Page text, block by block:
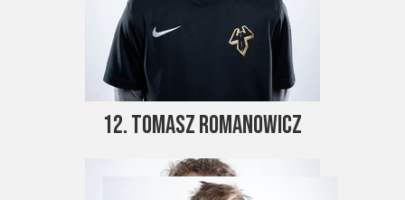
12. Tomasz Romanowicz